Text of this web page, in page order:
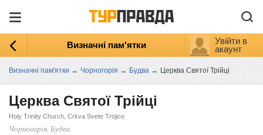
Визначні пам'ятки
Увійти в
акаунт
Визначні пам'ятки → Чорногорія → Будва → Церква Святої Трійці
Церква Святої Трійці
Holy Trinity Church, Crkva Svete Trojice
Чорногорія, Будва